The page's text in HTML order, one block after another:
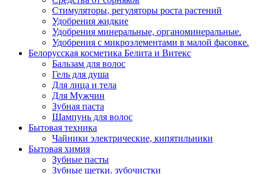
Стимуляторы, регуляторы роста растений
Удобрения жидкие
Удобрения минеральные, органоминеральные.
Удобрения с микроэлементами в малой фасовке.
Белорусская косметика Белита и Витекс
Бальзам для волос
Гель для душа
Для лица и тела
Для Мужчин
Зубная паста
Шампунь для волос
Бытовая техника
Чайники электрические, кипятильники
Бытовая химия
Зубные пасты
Зубные щетки. зубочистки